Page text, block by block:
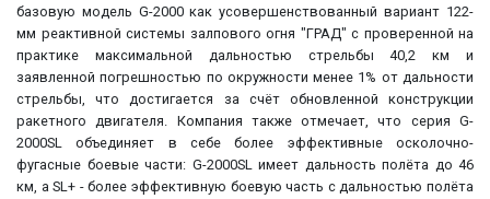
базовую модель G-2000 как усовершенствованный вариант 122-
мм реактивной системы залпового огня "ГРАД" с проверенной на
практике максимальной дальностью стрельбы 40,2 км и
заявленной погрешностью по окружности менее 1% от дальности
стрельбы, что достигается за счёт обновленной конструкции
ракетного двигателя. Компания также отмечает, что серия G-
2000SL объединяет в себе более эффективные осколочно-
фугасные боевые части: G-2000SL имеет дальность полёта до 46
км, а SL+ - более эффективную боевую часть с дальностью полёта